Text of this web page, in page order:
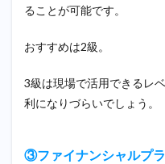
ることが可能です。
おすすめは2級。
3級は現場で活用できるレ
利になりづらいでしょう。
③ファイナンシャルプ